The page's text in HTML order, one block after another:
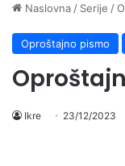
Naslovna / Serije /
Oproštajno pismo
Ikre 23/12/2023